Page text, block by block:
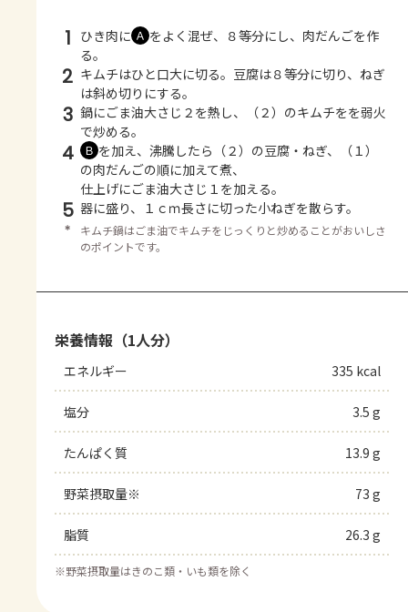
1 ひき肉に Ａ をよく混ぜ、８等分にし、肉だんごを作
る。
2 キムチはひと口大に切る。豆腐は８等分に切り、ねぎ
は斜め切りにする。
3 鍋にごま油大さじ２を熱し、（２）のキムチをを弱火
で炒める。
4 Ｂ を加え、沸騰したら（２）の豆腐・ねぎ、（１）
の肉だんごの順に加えて煮、
仕上げにごま油大さじ１を加える。
5 器に盛り、１ｃｍ長さに切った小ねぎを散らす。
＊
キムチ鍋はごま油でキムチをじっくりと炒めることがおいしさ
のポイントです。
栄養情報（1人分）
エネルギー 335 kcal
塩分 3.5 g
たんぱく質 13.9 g
野菜摂取量※ 73 g
脂質 26.3 g
※野菜摂取量はきのこ類・いも類を除く